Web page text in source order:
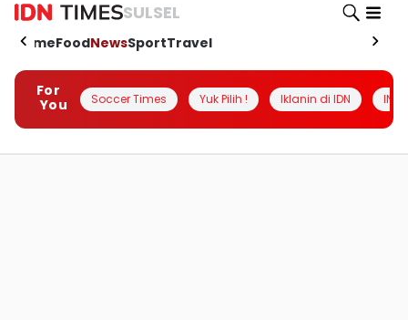
SULSEL
HomeFoodNewsSportTravel
For
You
Soccer Times Yuk Pilih ! Iklanin di IDN